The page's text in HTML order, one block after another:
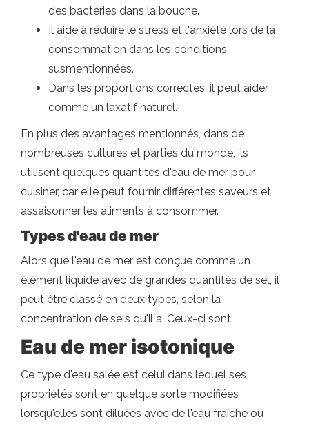
des bactéries dans la bouche.
Il aide à réduire le stress et l'anxiété lors de la
consommation dans les conditions
susmentionnées.
Dans les proportions correctes, il peut aider
comme un laxatif naturel.
En plus des avantages mentionnés, dans de
nombreuses cultures et parties du monde, ils
utilisent quelques quantités d'eau de mer pour
cuisiner, car elle peut fournir différentes saveurs et
assaisonner les aliments à consommer.
Types d'eau de mer
Alors que l'eau de mer est conçue comme un
élément liquide avec de grandes quantités de sel, il
peut être classé en deux types, selon la
concentration de sels qu'il a. Ceux-ci sont:
Eau de mer isotonique
Ce type d'eau salée est celui dans lequel ses
propriétés sont en quelque sorte modifiées
lorsqu'elles sont diluées avec de l'eau fraîche ou